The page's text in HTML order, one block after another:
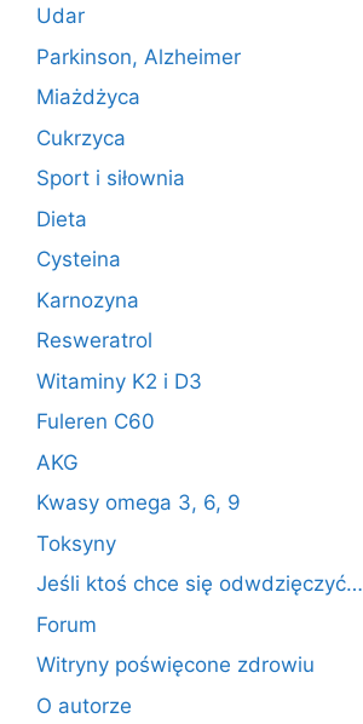
Udar
Parkinson, Alzheimer
Miażdżyca
Cukrzyca
Sport i siłownia
Dieta
Cysteina
Karnozyna
Resweratrol
Witaminy K2 i D3
Fuleren C60
AKG
Kwasy omega 3, 6, 9
Toksyny
Jeśli ktoś chce się odwdzięczyć…
Forum
Witryny poświęcone zdrowiu
O autorze